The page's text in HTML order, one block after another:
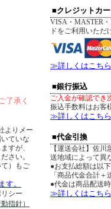
了承く
よりメー
ていな
すが、
さい。
）もご
す。
シー
指針）
■クレジットカ
VISA・MASTER
ドをご利用いただ
≫詳しくはこち
■銀行振込
ご入金が確認でき
振込手数料はお客
≫詳しくはこち
■代金引換
【運送会社】佐
送地域によって異
●お支払総額は以
「商品代金合計
●代金は商品配送
≫詳しくはこち